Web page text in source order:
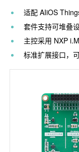
适配 AIiOS
套件支持可堆叠
主控采用 NXP
标准扩展接口，